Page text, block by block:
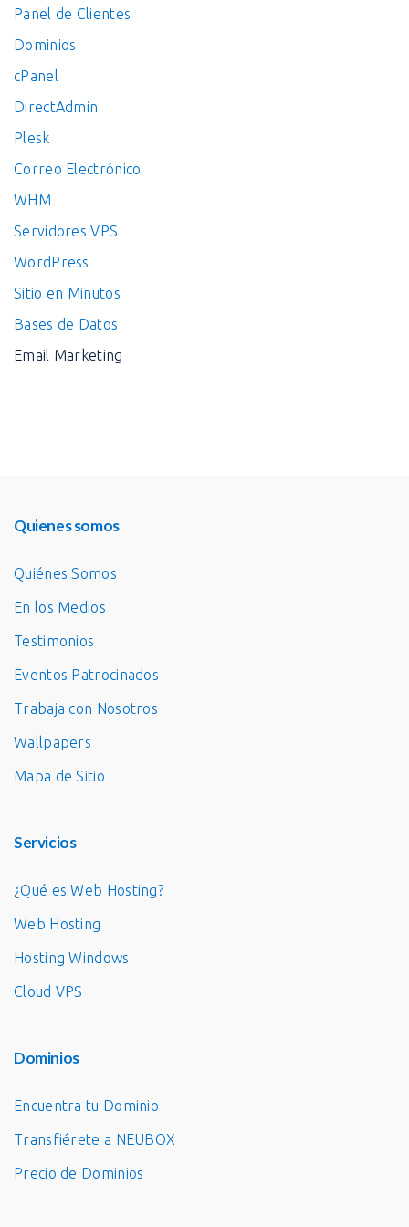
Panel de Clientes
Dominios
cPanel
DirectAdmin
Plesk
Correo Electrónico
WHM
Servidores VPS
WordPress
Sitio en Minutos
Bases de Datos
Email Marketing
Quienes somos
Quiénes Somos
En los Medios
Testimonios
Eventos Patrocinados
Trabaja con Nosotros
Wallpapers
Mapa de Sitio
Servicios
¿Qué es Web Hosting?
Web Hosting
Hosting Windows
Cloud VPS
Dominios
Encuentra tu Dominio
Transfiérete a NEUBOX
Precio de Dominios